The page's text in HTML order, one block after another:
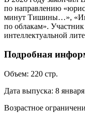
по направлению
минут Тишины…»,
по облакам».
интеллектуальной
Подробная
Объем: 220 стр.
Дата выпуска: 8
Возрастное